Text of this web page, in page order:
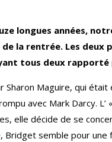
longues années,
la rentrée. Les deux
tous deux rapporté
Sharon Maguire, qui
avec Mark Darcy.
elle décide de se
Bridget semble pour une